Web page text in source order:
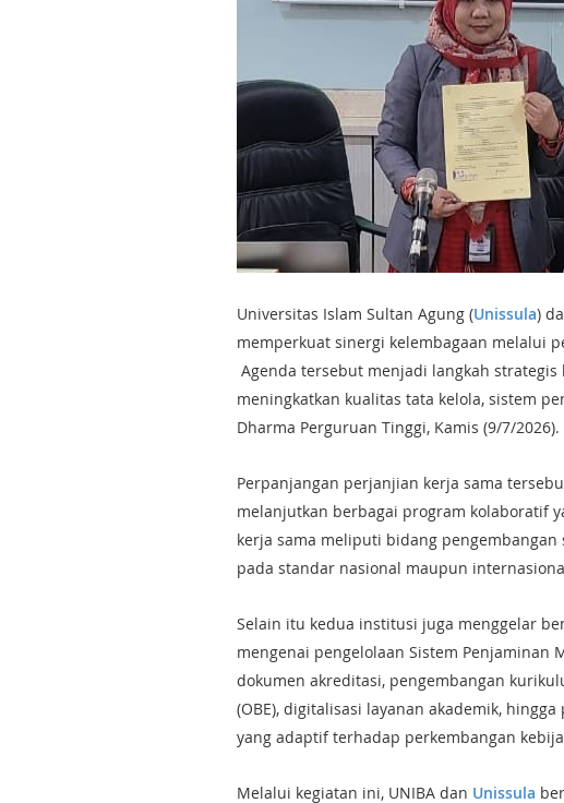
Universitas Islam Sultan Agung (Unissula)
memperkuat sinergi kelembagaan melalui
Agenda tersebut menjadi langkah
meningkatkan kualitas tata kelola, sistem
Dharma Perguruan Tinggi, Kamis (9/7/2026).
Perpanjangan perjanjian kerja sama
melanjutkan berbagai program kolaboratif
kerja sama meliputi bidang
pada standar nasional maupun
Selain itu kedua institusi juga menggelar
mengenai pengelolaan Sistem Penjaminan
dokumen akreditasi, pengembangan
(OBE), digitalisasi layanan akademik,
yang adaptif terhadap perkembangan
Melalui kegiatan ini, UNIBA dan Unissula